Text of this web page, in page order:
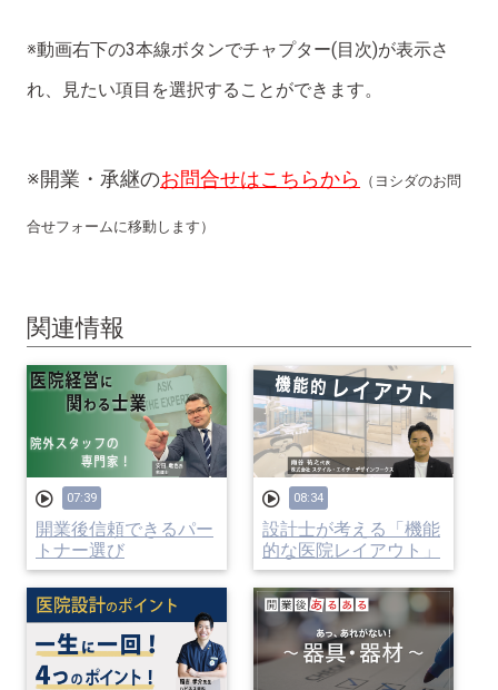
※動画右下の3本線ボタンでチャプター(目次)が表示さ
れ、見たい項目を選択することができます。
※開業・承継のお問合せはこちらから （ヨシダのお問
合せフォームに移動します）
関連情報
07:39
開業後信頼できるパー
トナー選び
08:34
設計士が考える「機能
的な医院レイアウト」